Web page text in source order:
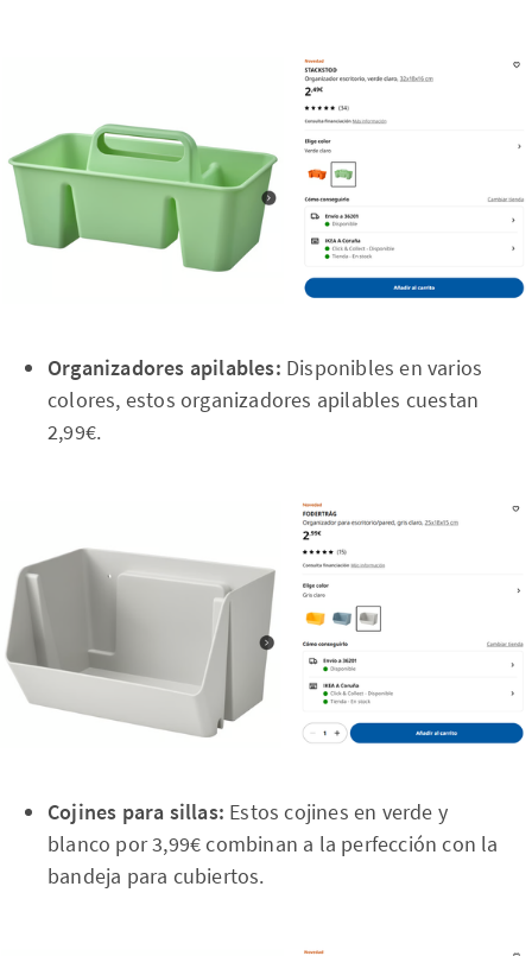
Organizadores apilables: Disponibles en varios
colores, estos organizadores apilables cuestan
2,99€.
Cojines para sillas: Estos cojines en verde y
blanco por 3,99€ combinan a la perfección con la
bandeja para cubiertos.